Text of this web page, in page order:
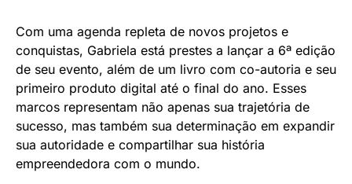
Com uma agenda repleta de novos projetos e
conquistas, Gabriela está prestes a lançar a 6ª edição
de seu evento, além de um livro com co-autoria e seu
primeiro produto digital até o final do ano. Esses
marcos representam não apenas sua trajetória de
sucesso, mas também sua determinação em expandir
sua autoridade e compartilhar sua história
empreendedora com o mundo.